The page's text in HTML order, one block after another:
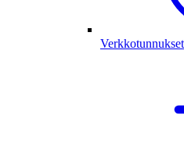
Verkkotunnukset